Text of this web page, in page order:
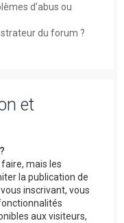
d’abus ou
du forum ?
et
faire, mais les
la publication de
inscrivant, vous
aux visiteurs,